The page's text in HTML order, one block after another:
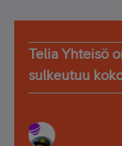
Telia Yhteisö
sulkeutuu